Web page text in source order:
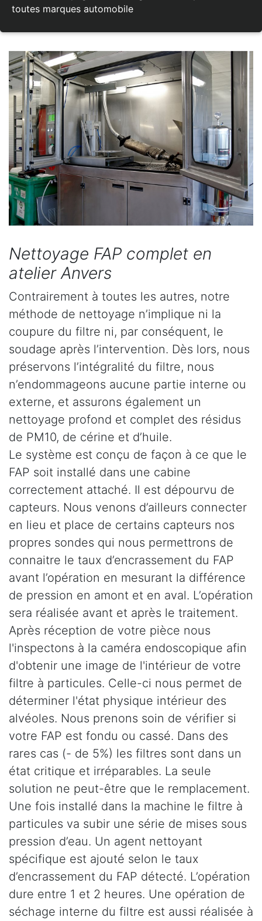
toutes marques automobile
Nettoyage FAP complet en
atelier Anvers
Contrairement à toutes les autres, notre
méthode de nettoyage n’implique ni la
coupure du filtre ni, par conséquent, le
soudage après l’intervention. Dès lors, nous
préservons l’intégralité du filtre, nous
n’endommageons aucune partie interne ou
externe, et assurons également un
nettoyage profond et complet des résidus
de PM10, de cérine et d’huile.
Le système est conçu de façon à ce que le
FAP soit installé dans une cabine
correctement attaché. Il est dépourvu de
capteurs. Nous venons d’ailleurs connecter
en lieu et place de certains capteurs nos
propres sondes qui nous permettrons de
connaitre le taux d’encrassement du FAP
avant l’opération en mesurant la différence
de pression en amont et en aval. L’opération
sera réalisée avant et après le traitement.
Après réception de votre pièce nous
l'inspectons à la caméra endoscopique afin
d'obtenir une image de l'intérieur de votre
filtre à particules. Celle-ci nous permet de
déterminer l'état physique intérieur des
alvéoles. Nous prenons soin de vérifier si
votre FAP est fondu ou cassé. Dans des
rares cas (- de 5%) les filtres sont dans un
état critique et irréparables. La seule
solution ne peut-être que le remplacement.
Une fois installé dans la machine le filtre à
particules va subir une série de mises sous
pression d’eau. Un agent nettoyant
spécifique est ajouté selon le taux
d’encrassement du FAP détecté. L’opération
dure entre 1 et 2 heures. Une opération de
séchage interne du filtre est aussi réalisée à